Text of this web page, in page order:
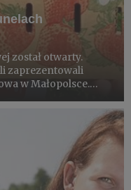
został otwarty.
zaprezentowali
w Małopolsce.
owoce z klasycznej